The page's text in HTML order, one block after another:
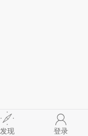
发现 登录